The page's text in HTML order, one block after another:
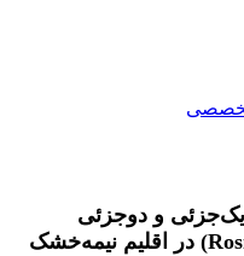
تخصصی
یک‌جزئی و دو‌جزئی